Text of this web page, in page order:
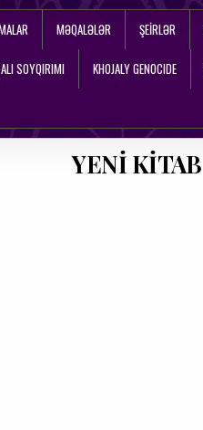
MƏQALƏLƏR ŞEIRLƏR
SOYQIRIMI KHOJALY GENOCIDE
YENİ KİTAB